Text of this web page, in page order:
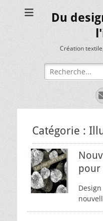
Du
Création
Rechercher :
Catégorie :
pour